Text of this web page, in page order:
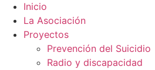
Inicio
La Asociación
Proyectos
Prevención del Suicidio
Radio y discapacidad